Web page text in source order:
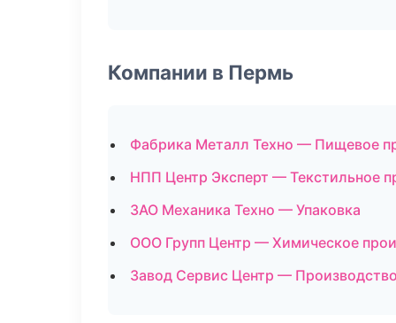
Компании в Пермь
Фабрика Металл Техно — Пищевое
НПП Центр Эксперт — Текстильное
ЗАО Механика Техно — Упаковка
ООО Групп Центр — Химическое
Завод Сервис Центр —